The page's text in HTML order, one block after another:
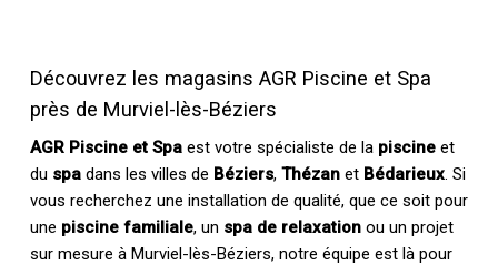
Découvrez les magasins AGR Piscine et Spa
près de Murviel-lès-Béziers
AGR Piscine et Spaest votre spécialiste de la piscineet
du spadans les villes de Béziers, Thézanet Bédarieux. Si
vous recherchez une installation de qualité, que ce soit pour
une piscine familiale, un spa de relaxationou un projet
sur mesure à Murviel-lès-Béziers, notre équipe est là pour